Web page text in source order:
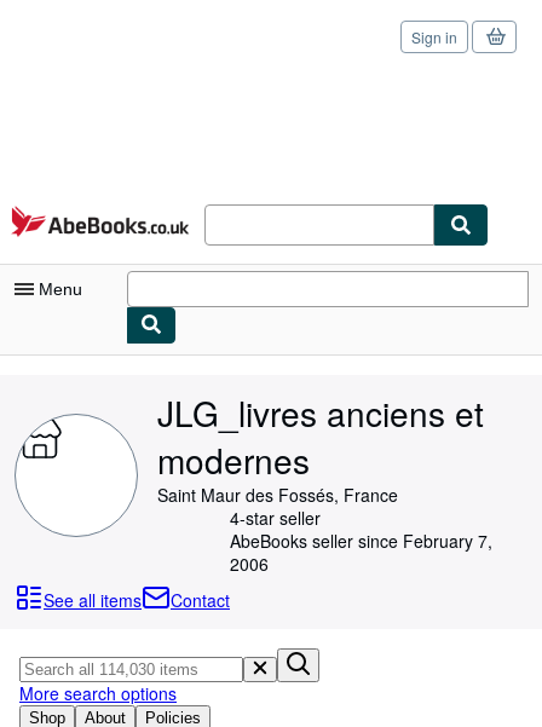
Skip to main content
AbeBooks.co.uk
Sign in
Menu
My Purchases
Sign Off
Advanced Search
Browse Collections
Rare Books
Textbooks
Sellers
JLG_livres anciens et
modernes
Saint Maur des Fossés, France
4-star seller
AbeBooks seller since February 7,
2006
See all items
Contact
Shop About Policies
More search options